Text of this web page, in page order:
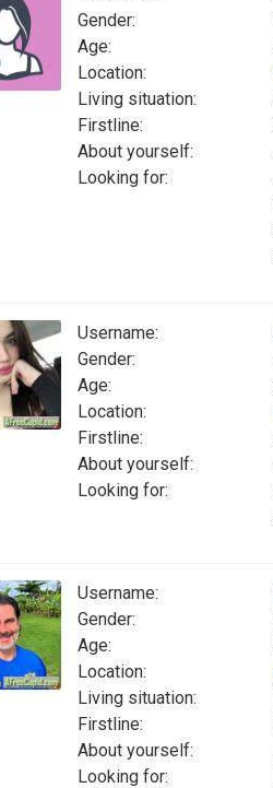
Gender:
Age:
Location:
Living situation:
Firstline:
About yourself:
Looking for:
Username:
Gender:
Age:
Location:
Firstline:
About yourself:
Looking for:
Username:
Gender:
Age:
Location:
Living situation:
Firstline:
About yourself:
Looking for: